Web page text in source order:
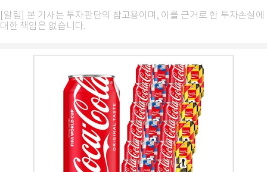
[알림] 본 기사는 투자판단의 참고용이며, 이를 근거로 한 투자손실에
대한 책임은 없습니다.